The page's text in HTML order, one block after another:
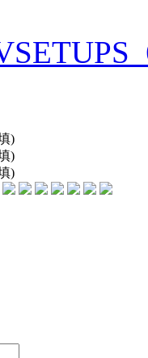
)
)
)